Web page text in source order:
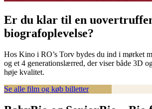
Er du klar til en
biografoplevelse?
Hos Kino i RO’s Torv bydes du ind i mørket
og et 4 generationslærred, der viser både 3D
høje kvalitet.
Se alle film og køb billetter